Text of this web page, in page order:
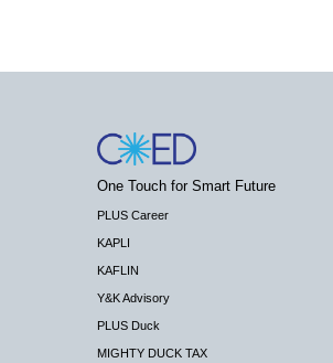
One Touch for Smart Future
PLUS Career
KAPLI
KAFLIN
Y&K Advisory
PLUS Duck
MIGHTY DUCK TAX